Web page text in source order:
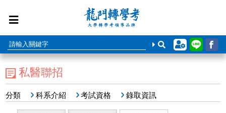
私醫聯招
分類 科系介紹 考試資格 錄取資訊